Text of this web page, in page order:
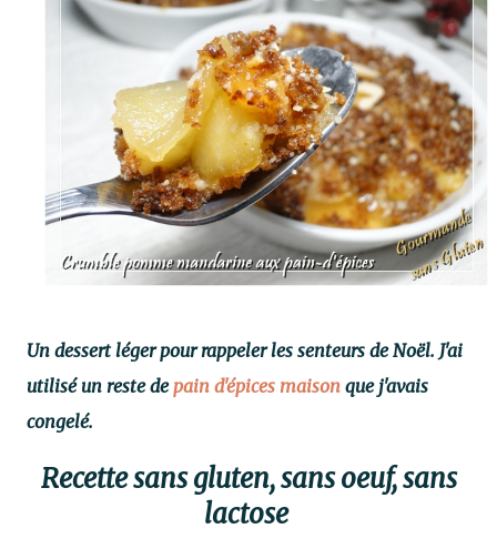
Un dessert léger pour rappeler les senteurs de Noël. J'ai
utilisé un reste depain d'épices maison que j'avais
congelé.
Recette sans gluten, sans oeuf, sans
lactose